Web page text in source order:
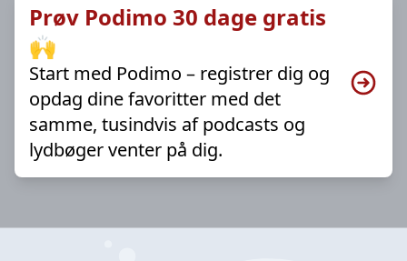
Prøv Podimo 30 dage gratis
🙌
Start med Podimo – registrer dig og
opdag dine favoritter med det
samme, tusindvis af podcasts og
lydbøger venter på dig.